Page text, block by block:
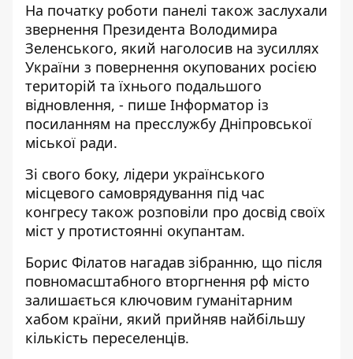
На початку роботи панелі також заслухали
звернення Президента Володимира
Зеленського, який наголосив на зусиллях
України з повернення окупованих росією
територій та їхнього подальшого
відновлення, - пише Інформатор із
посиланням на пресслужбу Дніпровської
міської ради.
Зі свого боку, лідери українського
місцевого самоврядування під час
конгресу також розповіли про досвід своїх
міст у протистоянні окупантам.
Борис Філатов нагадав зібранню, що після
повномасштабного вторгнення рф місто
залишається ключовим гуманітарним
хабом країни, який прийняв найбільшу
кількість переселенців.